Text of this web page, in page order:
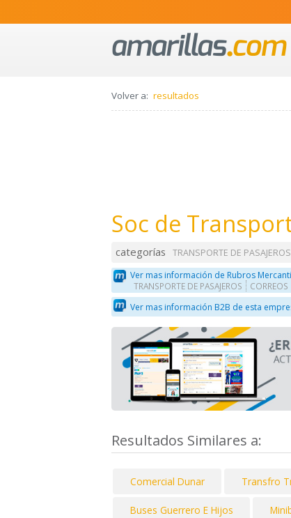
Volver a: resultados
Soc de
categorías TRANSPORTE DE PASAJEROS
Ver mas información de Rubros
TRANSPORTE DE PASAJEROS CORREOS
Ver mas información B2B de esta
Resultados Similares a:
Comercial Dunar Transfro
Buses Guerrero E Hijos